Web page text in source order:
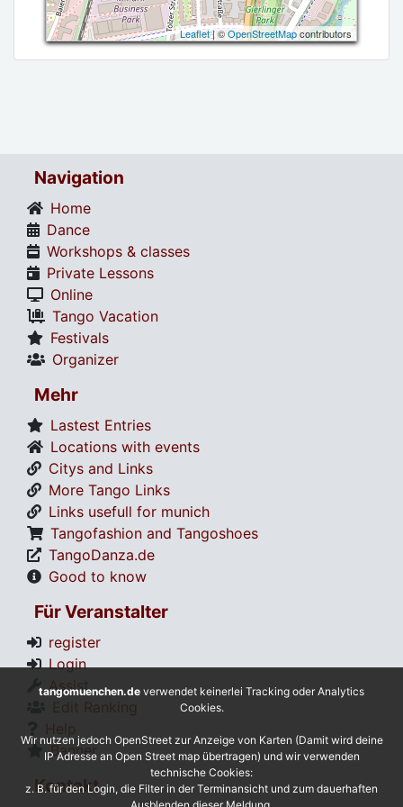
Leaflet| ©OpenStreetMapcontributors
Navigation
Home
Dance
Workshops & classes
Private Lessons
Online
Tango Vacation
Festivals
Organizer
Mehr
Lastest Entries
Locations with events
Citys and Links
More Tango Links
Links usefull for munich
Tangofashion and Tangoshoes
TangoDanza.de
Good to know
Für Veranstalter
register
Login
Assist
Banner
Kontakt
tangomuenchen.de verwendet keinerlei Tracking oder Analytics
Cookies.
Wir nutzen jedoch OpenStreet zur Anzeige von Karten (Damit wird deine
IP Adresse an Open Street map übertragen) und wir verwenden
technische Cookies:
z. B. für den Login, die Filter in der Terminansicht und zum dauerhaften